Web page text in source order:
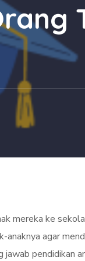
mereka ke
agar
pendidikan